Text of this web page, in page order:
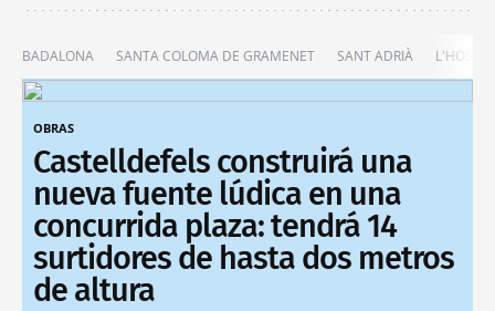
BADALONA SANTA COLOMA DE GRAMENET SANT ADRIÀ
OBRAS
Castelldefels construirá una
nueva fuente lúdica en una
concurrida plaza: tendrá 14
surtidores de hasta dos metros
de altura